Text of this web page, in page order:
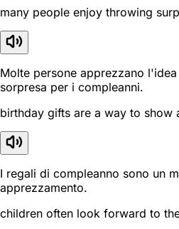
many people enjoy throwing
Molte persone apprezzano
sorpresa per i compleanni.
birthday gifts are a way to show
I regali di compleanno sono un
apprezzamento.
children often look forward to